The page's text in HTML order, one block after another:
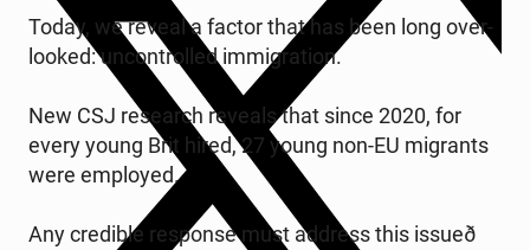
Today, we reveal a factor that has been long over­
looked: un­con­trolled im­mi­gra­tion.
New CSJ re­search reveals that since 2020, for
every young Brit hired, 27 young non-EU mi­grants
were em­ployed.
Any cred­i­ble re­sponse must address this is­sueð